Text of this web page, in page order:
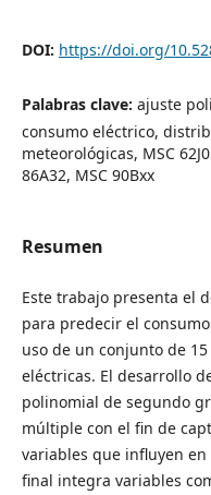
DOI: https://doi.org/
Palabras clave: ajuste
consumo eléctrico,
meteorológicas, MSC
86A32, MSC 90Bxx
Resumen
Este trabajo presenta el
para predecir el
uso de un conjunto de
eléctricas. El desarrollo
polinomial de segundo
múltiple con el fin de
variables que influyen
final integra variables